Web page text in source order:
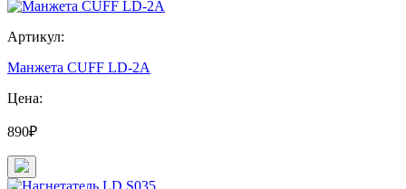
Артикул:
Манжета CUFF LD-2A
Цена:
890₽